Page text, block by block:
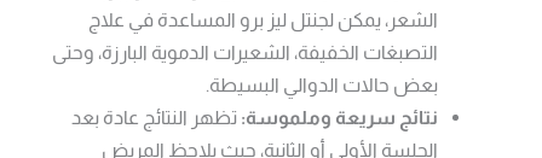
الشعر، يمكن لجنتل ليز برو المساعدة في علاج
التصبغات الخفيفة، الشعيرات الدموية البارزة، وحتى
بعض حالات الدوالي البسيطة.
نتائج سريعة وملموسة: تظهر النتائج عادة بعد
الجلسة الأولى أو الثانية، حيث يلاحظ المريض